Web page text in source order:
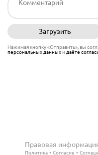
Загрузить
Нажимая кнопку «Отправить», вы
персональных данныхи даёте
Правовая
Политика Согласие